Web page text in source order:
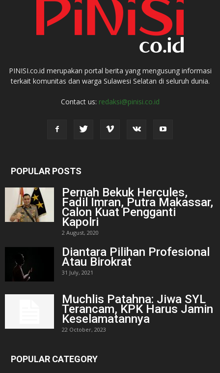
PINISI.co.id merupakan portal berita yang mengusung informasi
terkait komunitas dan warga Sulawesi Selatan di seluruh dunia.
Contact us: redaksi@pinisi.co.id
POPULAR POSTS
Pernah Bekuk Hercules,
Fadil Imran, Putra Makassar,
Calon Kuat Pengganti
Kapolri
2 August, 2020
Diantara Pilihan Profesional
Atau Birokrat
31 July, 2021
Muchlis Patahna: Jiwa SYL
Terancam, KPK Harus Jamin
Keselamatannya
22 October, 2023
POPULAR CATEGORY